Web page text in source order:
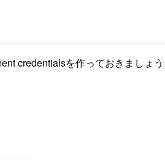
credentialsを作っておきましょ